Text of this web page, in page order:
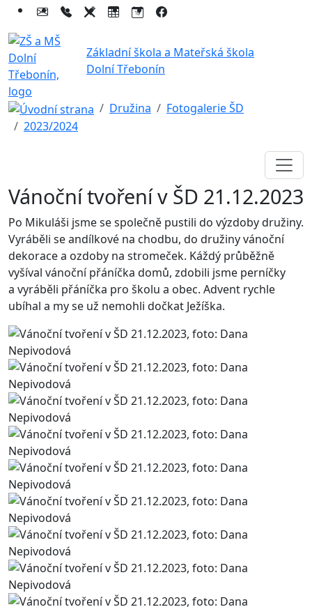
Základní škola a Mateřská škola
Dolní Třebonín
Družina
Fotogalerie ŠD
2023/2024
Vánoční tvoření v ŠD 21.12.2023
Po Mikuláši jsme se společně pustili do výzdoby družiny.
Vyráběli se andílkové na chodbu, do družiny vánoční
dekorace a ozdoby na stromeček. Káždý průběžně
vyšíval vánoční přáníčka domů, zdobili jsme perníčky
a vyráběli přáníčka pro školu a obec. Advent rychle
ubíhal a my se už nemohli dočkat Ježíška.